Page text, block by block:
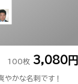
100枚 3,080円
やかな名刺です！